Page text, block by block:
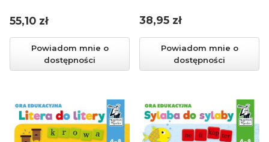
Cena
55,10 zł
Powiadom mnie o
dostępności
Cena
38,95 zł
Powiadom mnie o
dostępności